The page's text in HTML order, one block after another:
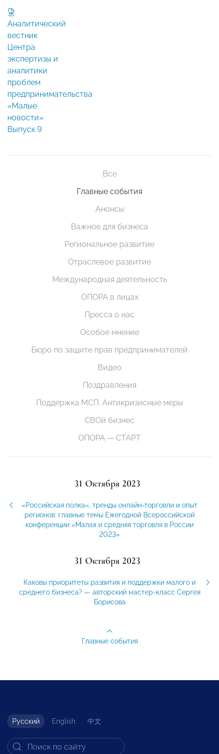
Аналитический
вестник
Центра
экспертизы и
аналитики
проблем
предпринимательства
«Малые
новости»
Выпуск 9
Все
Главные события
Анонсы
Важное для бизнеса
Региональное развитие
Отраслевое развитие
Международная деятельность
ОПОРА в лицах
Пресса о нас
Особое мнение
Бюро по защите прав предпринимателей
Видео
Поздравления
Поддержка МСП. Антикризисные меры
СВОй бизнес
ОПОРА — СТАРТ
31 Октября 2023
«Российская полка», тренды онлайн-торговли и опыт
регионов: главные темы Ежегодной Всероссийской
конференции «Малая и средняя торговля в России
2023»
31 Октября 2023
Каковы приоритеты развития и поддержки малого и
среднего бизнеса? — авторский мастер-класс Сергея
Борисова
Главные события
Русский English 中文